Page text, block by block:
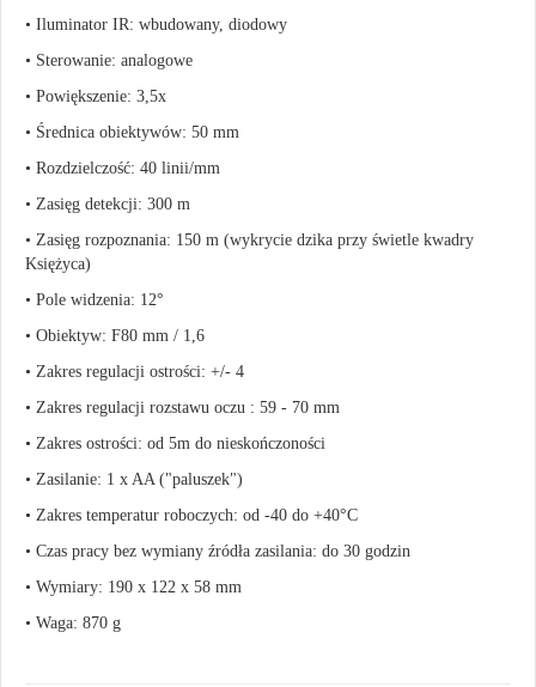
• Iluminator IR: wbudowany, diodowy
• Sterowanie: analogowe
• Powiększenie: 3,5x
• Średnica obiektywów: 50 mm
• Rozdzielczość: 40 linii/mm
• Zasięg detekcji: 300 m
• Zasięg rozpoznania: 150 m (wykrycie dzika przy świetle kwadry
Księżyca)
• Pole widzenia: 12°
• Obiektyw: F80 mm / 1,6
• Zakres regulacji ostrości: +/- 4
• Zakres regulacji rozstawu oczu : 59 - 70 mm
• Zakres ostrości: od 5m do nieskończoności
• Zasilanie: 1 x AA ("paluszek")
• Zakres temperatur roboczych: od -40 do +40°C
• Czas pracy bez wymiany źródła zasilania: do 30 godzin
• Wymiary: 190 x 122 x 58 mm
• Waga: 870 g